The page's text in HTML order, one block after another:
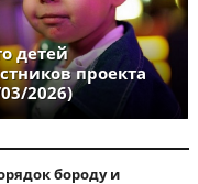
детей
проекта
2026)
бороду и